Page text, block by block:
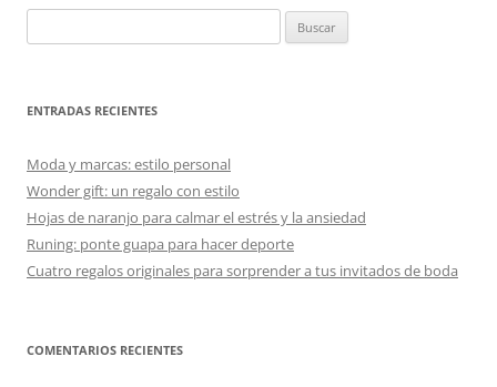
ENTRADAS RECIENTES
Moda y marcas: estilo personal
Wonder gift: un regalo con estilo
Hojas de naranjo para calmar el estrés y la ansiedad
Runing: ponte guapa para hacer deporte
Cuatro regalos originales para sorprender a tus invitados de boda
COMENTARIOS RECIENTES